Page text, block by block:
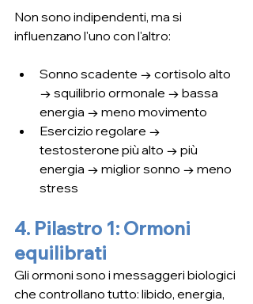
Non sono indipendenti, ma si
influenzano l'uno con l'altro:
Sonno scadente → cortisolo alto
→ squilibrio ormonale → bassa
energia → meno movimento
Esercizio regolare →
testosterone più alto → più
energia → miglior sonno → meno
stress
4. Pilastro 1: Ormoni
equilibrati
Gli ormoni sono i messaggeri biologici
che controllano tutto: libido, energia,